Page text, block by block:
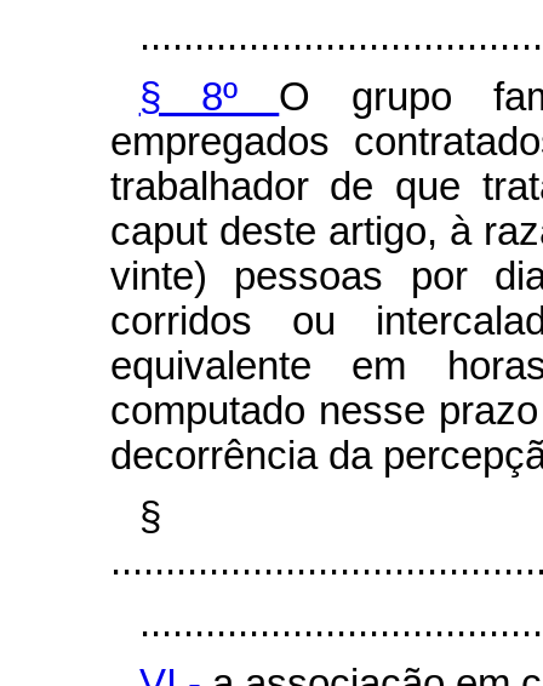
§ 8º O grupo
empregados
trabalhador de que
caput deste artigo, à
vinte) pessoas por
corridos ou
equivalente em
computado nesse
decorrência da
§